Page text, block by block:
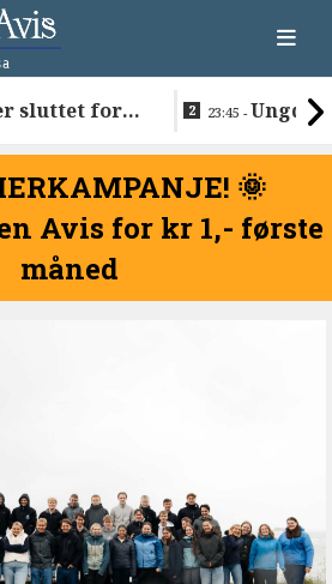
sluttet for
23:45 -
hyllet
🌞
Avis for kr 1,- første
måned